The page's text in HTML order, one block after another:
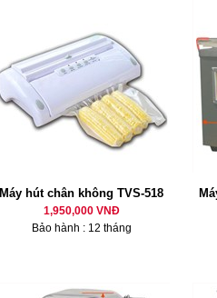
Máy hút chân không TVS-518
1,950,000 VNĐ
Bảo hành : 12 tháng